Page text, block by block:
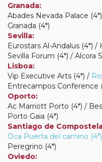
Granada:
Abades Nevada Palace
Granada (4*)
Sevilla:
Eurostars Al-Andalus (4*)
Sevilla Forum (4*) / Alcora
Lisboa:
Vip Executive Arts (4*) /
Entrecampos Conference
Oporto:
Ac Marriott Porto (4*) /
Porto Gaia (4*)
Santiago de
Oca Puerta del camino (4*)
Peregrino (4*)
Oviedo: